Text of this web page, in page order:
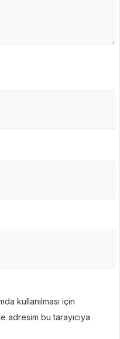
kullanılması için
adresim bu tarayıcıya